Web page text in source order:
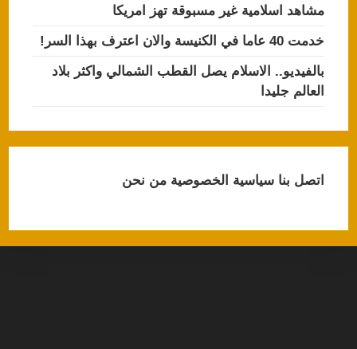
مشاهد اسلامية غير مسبوقة تهز امريكا
خدمت 40 عاما في الكنيسة والان اعترف بهذا السر!
بالفيديو.. الاسلام يصل القطب الشمالي واكثر بلاد
العالم جليدا
اتصل بناسياسية الخصوصيةمن نحن